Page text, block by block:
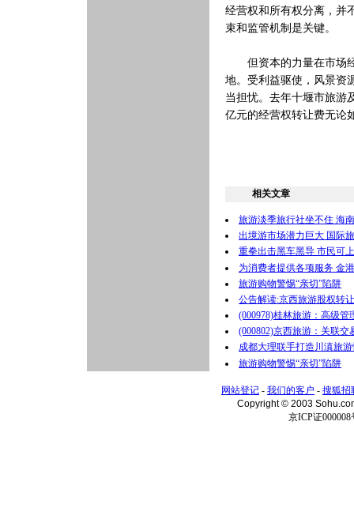
经营权和所有权分离，并
束和监管机制是关键。
但资本的力量在市场经
地。受利益驱使，风景资
当担忧。去年十堰市旅游
亿元的经营权转让费无论
相关文章
旅游淡季旅行社坐不住 海
出境游市场潜力巨大 国际
重拳出击黑车黑导 市民可
为消费者提供各项服务 金
旅游购物警惕“亲切”陷阱
公告解读:京西旅游股权转让
(000978)桂林旅游：高级管
(000802)京西旅游：关联交
成都大理联手打造川滇旅
旅游购物警惕“亲切”陷阱
网站登记 - 我们的客户 - 搜狐招
Copyright © 2003
京ICP证